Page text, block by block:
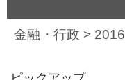
金融・行政 >